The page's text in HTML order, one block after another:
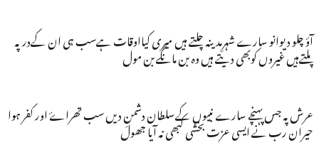
آؤ چلو دیوانو سارے شہرِمدینہ چلتے ہیں میری کیااوقات ہےسب ہی ان کےدرپہ
پلتےہیں غیروں کوبھی دیتے ہیں وہ بن مانگے بن مول
عرش پہ جس پہنچے سارے نبیوں کےسلطان دشمنِ دیں سب تھراۓ اور کفر ہوا
حیران رب نے ایسی عزت بخشی کبھی نہ آیا جھول